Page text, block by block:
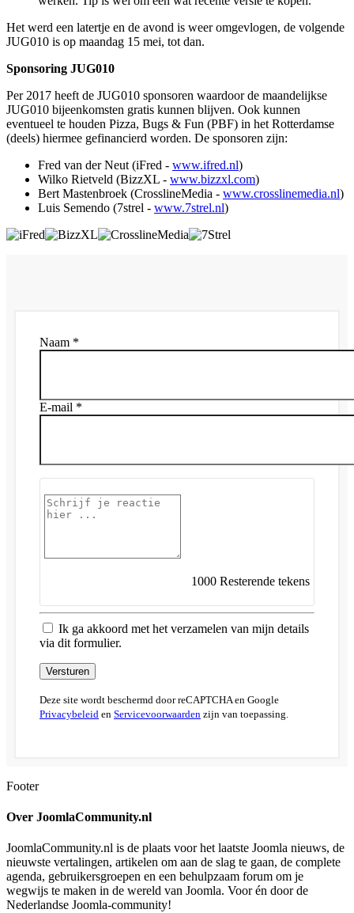
Het werd een latertje en de avond is weer omgevlogen, de volgende
JUG010 is op maandag 15 mei, tot dan.
Sponsoring JUG010
Per 2017 heeft de JUG010 sponsoren waardoor de maandelijkse
JUG010 bijeenkomsten gratis kunnen blijven. Ook kunnen
eventueel te houden Pizza, Bugs & Fun (PBF) in het Rotterdamse
(deels) hiermee gefinancierd worden. De sponsoren zijn:
Fred van der Neut (iFred - www.ifred.nl)
Wilko Rietveld (BizzXL - www.bizzxl.com)
Bert Mastenbroek (CrosslineMedia - www.crosslinemedia.nl)
Luis Semendo (7strel - www.7strel.nl)
Naam *
E-mail *
1000 Resterende tekens
Ik ga akkoord met het verzamelen van mijn details
via dit formulier.
Versturen
Deze site wordt beschermd door reCAPTCHA en Google
Privacybeleid en Servicevoorwaarden zijn van toepassing.
Footer
Over JoomlaCommunity.nl
JoomlaCommunity.nl is de plaats voor het laatste Joomla nieuws, de
nieuwste vertalingen, artikelen om aan de slag te gaan, de complete
agenda, gebruikersgroepen en een behulpzaam forum om je
wegwijs te maken in de wereld van Joomla. Voor én door de
Nederlandse Joomla-community!